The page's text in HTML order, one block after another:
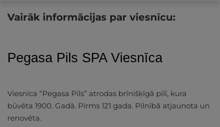
Vairāk informācijas par viesnīcu:
Pegasa Pils SPA Viesnīca
Viesnīca “Pegasa Pils” atrodas brīnišķīgā pilī, kura
būvēta 1900. Gadā. Pirms 121 gada. Pilnībā atjaunota un
renovēta.